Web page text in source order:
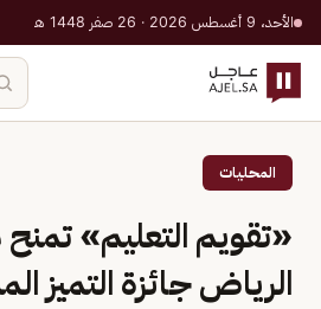
الأحد، 9 أغسطس 2026 · 26 صفر 1448 هـ
المحليات
«تقويم التعليم»
الرياض جائزة التميز